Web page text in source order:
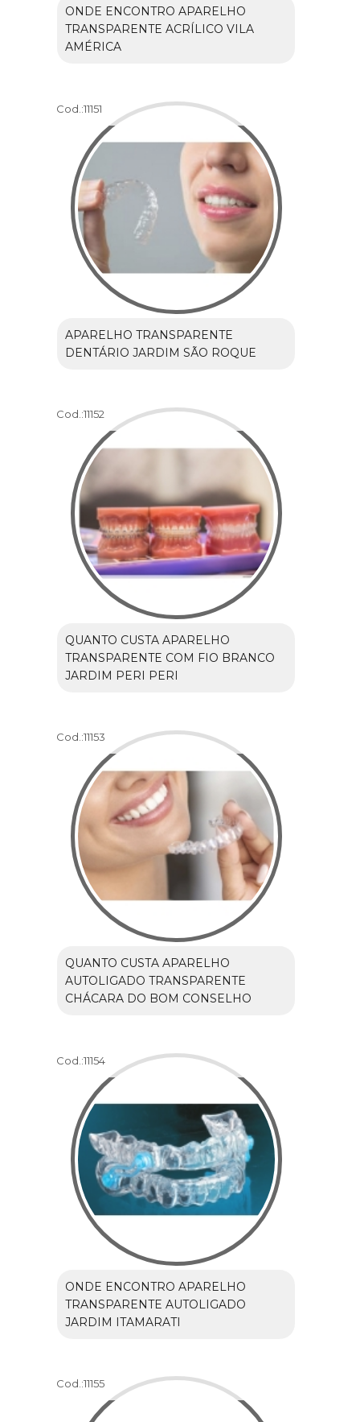
ONDE ENCONTRO APARELHO
TRANSPARENTE ACRÍLICO VILA
AMÉRICA
Cod.:11151
APARELHO TRANSPARENTE
DENTÁRIO JARDIM SÃO ROQUE
Cod.:11152
QUANTO CUSTA APARELHO
TRANSPARENTE COM FIO BRANCO
JARDIM PERI PERI
Cod.:11153
QUANTO CUSTA APARELHO
AUTOLIGADO TRANSPARENTE
CHÁCARA DO BOM CONSELHO
Cod.:11154
ONDE ENCONTRO APARELHO
TRANSPARENTE AUTOLIGADO
JARDIM ITAMARATI
Cod.:11155